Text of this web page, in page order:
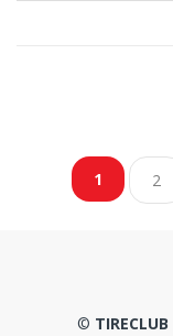
1 2
© TIRECLUB